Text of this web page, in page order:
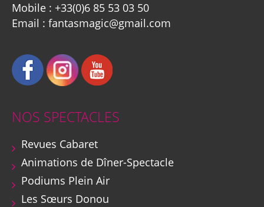
Mobile : +33(0)6 85 53 03 50
Email : fantasmagic@gmail.com
NOS SPECTACLES
Revues Cabaret
Animations de Dîner-Spectacle
Podiums Plein Air
Les Sœurs Donou